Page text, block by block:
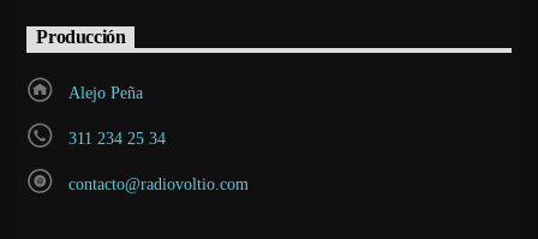
Producción
Alejo Peña
311 234 25 34
contacto@radiovoltio.com